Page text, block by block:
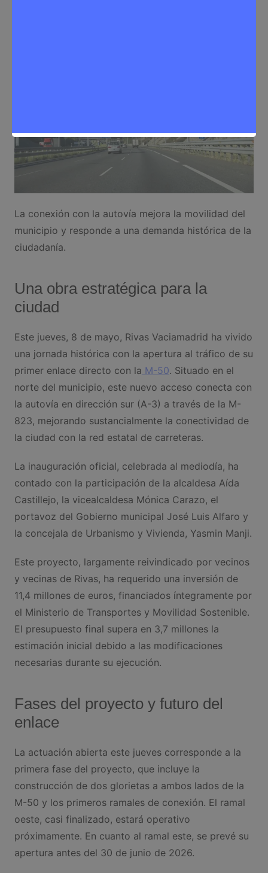
La conexión con la autovía mejora la movilidad del
municipio y responde a una demanda histórica de la
ciudadanía.
Una obra estratégica para la
ciudad
Este jueves, 8 de mayo, Rivas Vaciamadrid ha vivido
una jornada histórica con la apertura al tráfico de su
primer enlace directo con la M-50. Situado en el
norte del municipio, este nuevo acceso conecta con
la autovía en dirección sur (A-3) a través de la M-
823, mejorando sustancialmente la conectividad de
la ciudad con la red estatal de carreteras.
La inauguración oficial, celebrada al mediodía, ha
contado con la participación de la alcaldesa Aída
Castillejo, la vicealcaldesa Mónica Carazo, el
portavoz del Gobierno municipal José Luis Alfaro y
la concejala de Urbanismo y Vivienda, Yasmin Manji.
Este proyecto, largamente reivindicado por vecinos
y vecinas de Rivas, ha requerido una inversión de
11,4 millones de euros, financiados íntegramente por
el Ministerio de Transportes y Movilidad Sostenible.
El presupuesto final supera en 3,7 millones la
estimación inicial debido a las modificaciones
necesarias durante su ejecución.
Fases del proyecto y futuro del
enlace
La actuación abierta este jueves corresponde a la
primera fase del proyecto, que incluye la
construcción de dos glorietas a ambos lados de la
M-50 y los primeros ramales de conexión. El ramal
oeste, casi finalizado, estará operativo
próximamente. En cuanto al ramal este, se prevé su
apertura antes del 30 de junio de 2026.